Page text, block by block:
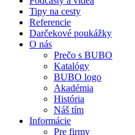
Tipy na cesty
Referencie
Darčekové poukážky
O nás
Prečo s BUBO
Katalógy
BUBO logo
Akadémia
História
Náš tím
Informácie
Pre firmy